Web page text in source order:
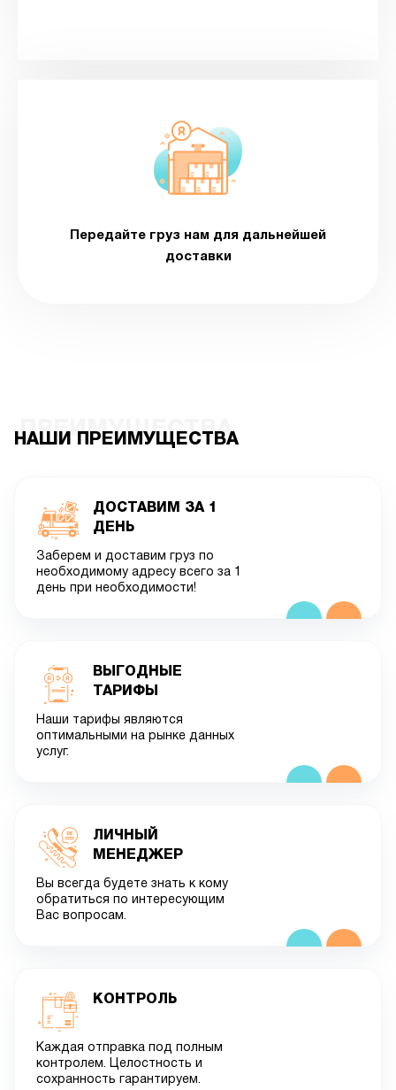
Передайте груз нам для дальнейшей
доставки
НАШИ ПРЕИМУЩЕСТВА
ПРЕИМУЩЕСТВА
ДОСТАВИМ ЗА 1
ДЕНЬ
Заберем и доставим груз по
необходимому адресу всего за 1
день при необходимости!
ВЫГОДНЫЕ
ТАРИФЫ
Наши тарифы являются
оптимальными на рынке данных
услуг.
ЛИЧНЫЙ
МЕНЕДЖЕР
Вы всегда будете знать к кому
обратиться по интересующим
Вас вопросам.
КОНТРОЛЬ
Каждая отправка под полным
контролем. Целостность и
сохранность гарантируем.